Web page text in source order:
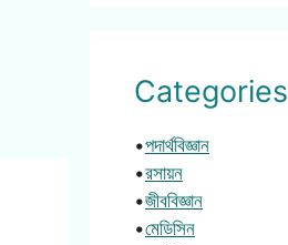
Categories
•পদার্থবিজ্ঞান
•রসায়ন
•জীববিজ্ঞান
•মেডিসিন